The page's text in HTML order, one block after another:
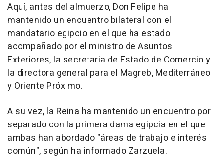
Aquí, antes del almuerzo, Don Felipe ha
mantenido un encuentro bilateral con el
mandatario egipcio en el que ha estado
acompañado por el ministro de Asuntos
Exteriores, la secretaria de Estado de Comercio y
la directora general para el Magreb, Mediterráneo
y Oriente Próximo.
A su vez, la Reina ha mantenido un encuentro por
separado con la primera dama egipcia en el que
ambas han abordado "áreas de trabajo e interés
común", según ha informado Zarzuela.